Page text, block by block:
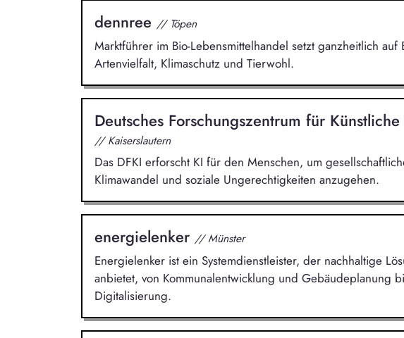
dennree // Töpen
Marktführer im Bio-Lebensmittelhandel setzt ganzheitlich
Artenvielfalt, Klimaschutz und Tierwohl.
Deutsches Forschungszentrum für
// Kaiserslautern
Das DFKI erforscht KI für den Menschen, um
Klimawandel und soziale Ungerechtigkeiten anzugehen.
energielenker // Münster
Energielenker ist ein Systemdienstleister, der nachhaltige
anbietet, von Kommunalentwicklung und Gebäudeplanung
Digitalisierung.